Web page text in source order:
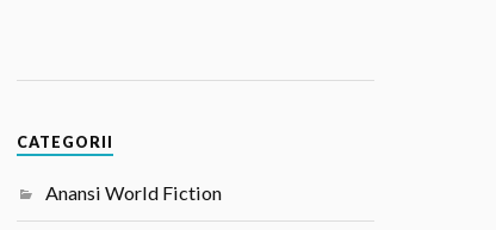
CATEGORII
Anansi World Fiction